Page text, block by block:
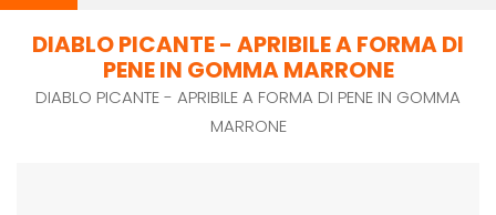
DIABLO PICANTE - APRIBILE A FORMA DI
PENE IN GOMMA MARRONE
DIABLO PICANTE - APRIBILE A FORMA DI PENE IN GOMMA
MARRONE